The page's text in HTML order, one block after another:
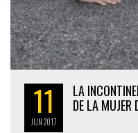
11
JUN2017
LA
DE LA MUJER